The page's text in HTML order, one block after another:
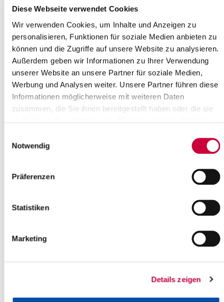
Diese Webseite verwendet Cookies
Wir verwenden Cookies, um Inhalte und Anzeigen zu
personalisieren, Funktionen für soziale Medien anbieten zu
können und die Zugriffe auf unsere Website zu analysieren.
Außerdem geben wir Informationen zu Ihrer Verwendung
unserer Website an unsere Partner für soziale Medien,
Werbung und Analysen weiter. Unsere Partner führen diese
Informationen möglicherweise mit weiteren Daten
zusammen, die Sie ihnen bereitgestellt haben oder die sie
Notwendig
Präferenzen
Statistiken
Marketing
Details zeigen
Ev.-Luth. Kirchengemeinde Kellinghusen, Lindenstraße 2
,Kellinghusen
Category:
Gottesdienste , Kirche
Source
Ev.-Luth. Kirchengemeinde Kellinghusen
Lindenstraße 2
Phone: +49 4822 2025
Back to selection
+